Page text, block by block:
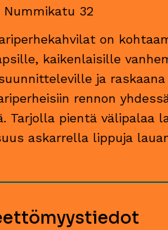
Nummikatu 32
on
kaikenlaisille
ja
rennon
Tarjolla pientä välipalaa
askarrella lippuja